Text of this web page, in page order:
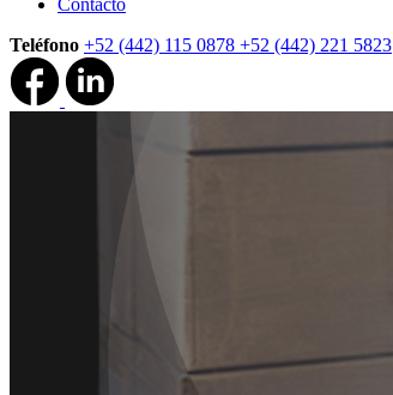
Contacto
Teléfono +52 (442) 115 0878 +52 (442) 221 5823